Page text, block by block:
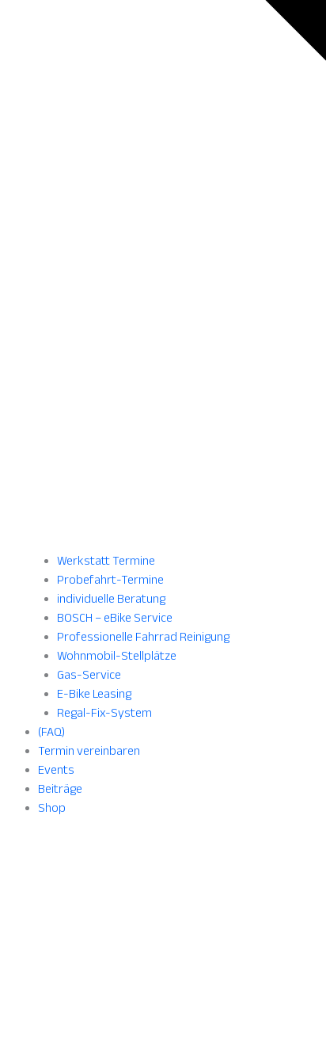
Werkstatt Termine
Probefahrt-Termine
individuelle Beratung
BOSCH – eBike Service
Professionelle Fahrrad Reinigung
Wohnmobil-Stellplätze
Gas-Service
E-Bike Leasing
Regal-Fix-System
(FAQ)
Termin vereinbaren
Events
Beiträge
Shop